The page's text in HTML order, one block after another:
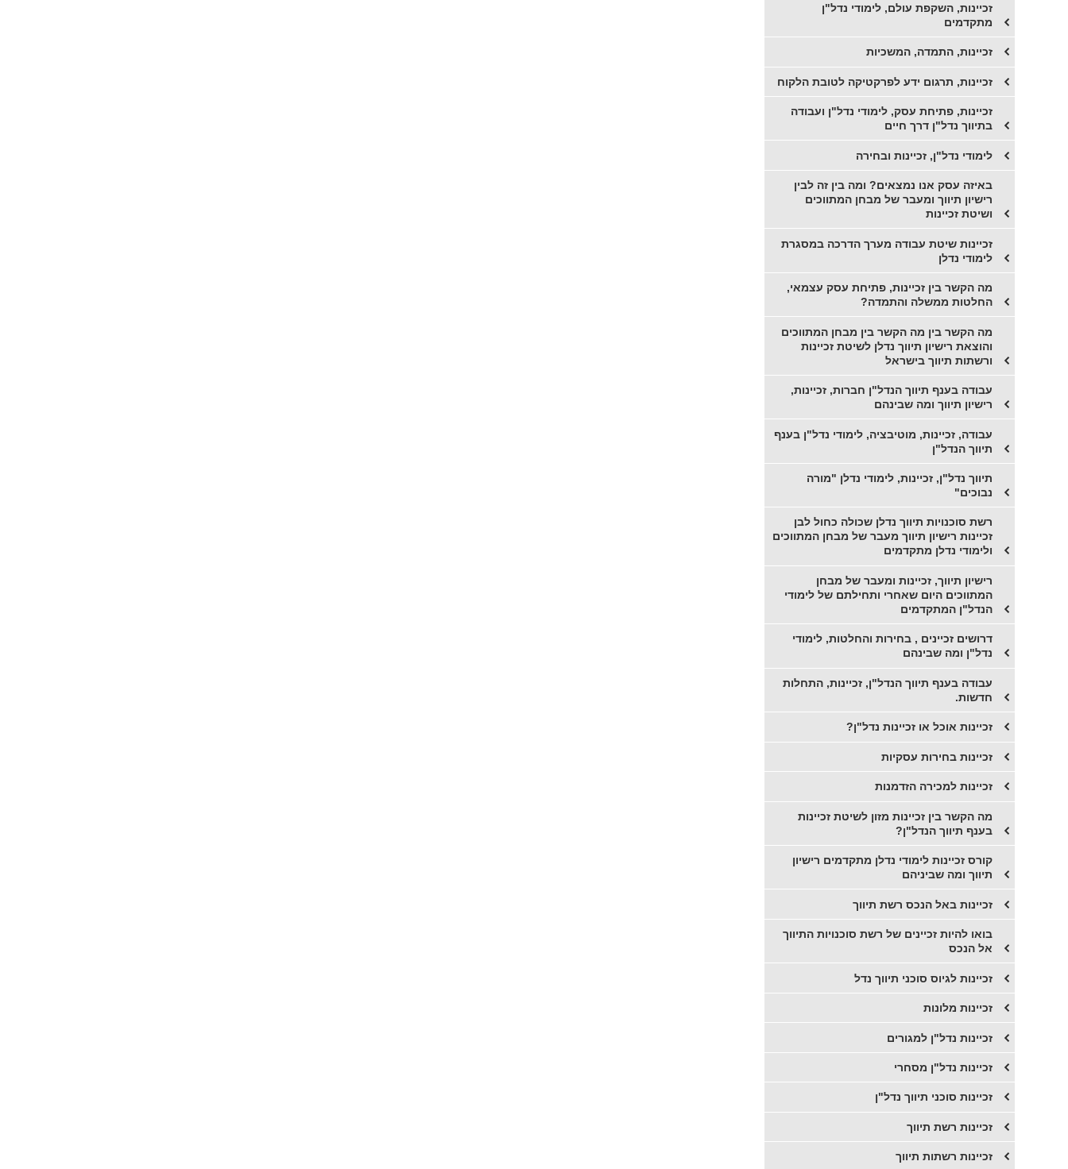
זכיינות, השקפת עולם, לימודי נדל"ן
מתקדמים
זכיינות, התמדה, המשכיות
זכיינות, תרגום ידע לפרקטיקה לטובת הלקוח
זכיינות, פתיחת עסק, לימודי נדל"ן ועבודה
בתיווך נדל"ן דרך חיים
לימודי נדל"ן, זכיינות ובחירה
​באיזה עסק אנו נמצאים? ומה בין זה לבין
רישיון תיווך ומעבר של מבחן המתווכים
ושיטת זכיינות
זכיינות שיטת עבודה מערך הדרכה במסגרת
לימודי נדלן
מה הקשר בין זכיינות, פתיחת עסק עצמאי,
החלטות ממשלה והתמדה?
מה הקשר בין מה הקשר בין מבחן המתווכים
והוצאת רישיון תיווך נדלן לשיטת זכיינות
ורשתות תיווך בישראל
עבודה בענף תיווך הנדל"ן חברות, זכיינות,
רישיון תיווך ומה שבינהם
עבודה, זכיינות, מוטיבציה, לימודי נדל"ן בענף
תיווך הנדל"ן
תיווך נדל"ן, זכיינות, לימודי נדלן "מורה
נבוכים"
רשת סוכנויות תיווך נדלן שכולה כחול לבן
זכיינות רישיון תיווך מעבר של מבחן המתווכים
ולימודי נדלן מתקדמים
רישיון תיווך, זכיינות ומעבר של מבחן
המתווכים היום שאחרי ותחילתם של לימודי
הנדל"ן המתקדמים
דרושים זכיינים , בחירות והחלטות, לימודי
נדל"ן ומה שבינהם
עבודה בענף תיווך הנדל"ן, זכיינות, התחלות
חדשות.
זכיינות אוכל או זכיינות נדל"ן?
זכיינות בחירות עסקיות
זכיינות למכירה הזדמנות
מה הקשר בין זכיינות מזון לשיטת זכיינות
בענף תיווך הנדל"ן?
קורס זכיינות לימודי נדלן מתקדמים רישיון
תיווך ומה שביניהם
זכיינות באל הנכס רשת תיווך
בואו להיות זכיינים של רשת סוכנויות התיווך
אל הנכס
זכיינות לגיוס סוכני תיווך נדל
זכיינות מלונות
זכיינות נדל"ן למגורים
זכיינות נדל"ן מסחרי
זכיינות סוכני תיווך נדל"ן
זכיינות רשת תיווך
זכיינות רשתות תיווך